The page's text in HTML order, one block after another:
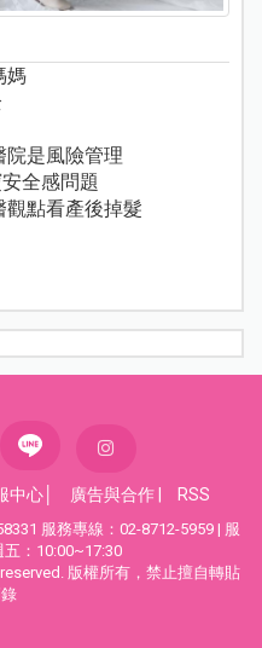
媽
院是風險管理
全感問題
觀點看產後掉髮
中心 廣告與合作 RSS
服務專線：02-8712-5959 | 服
：10:00~17:30
版權所有，禁止擅自轉貼